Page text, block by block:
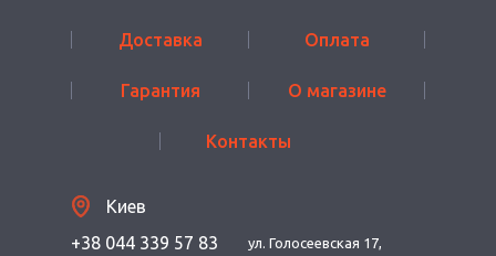
Доставка Оплата
Гарантия О магазине
Контакты
Киев
+38 044 339 57 83
ул. Голосеевская 17,